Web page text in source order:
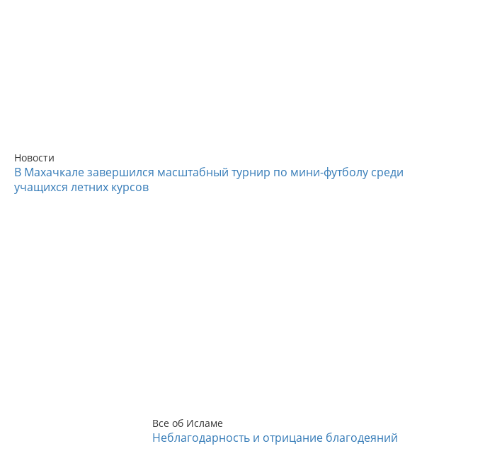
Новости
В Махачкале завершился масштабный турнир по мини-футболу среди
учащихся летних курсов
Все об Исламе
Неблагодарность и отрицание благодеяний